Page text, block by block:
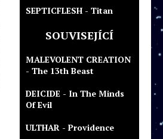
SEPTICFLESH - Titan
SOUVISEJÍCÍ
MALEVOLENT CREATION
- The 13th Beast
DEICIDE - In The Minds
Of Evil
ULTHAR - Providence